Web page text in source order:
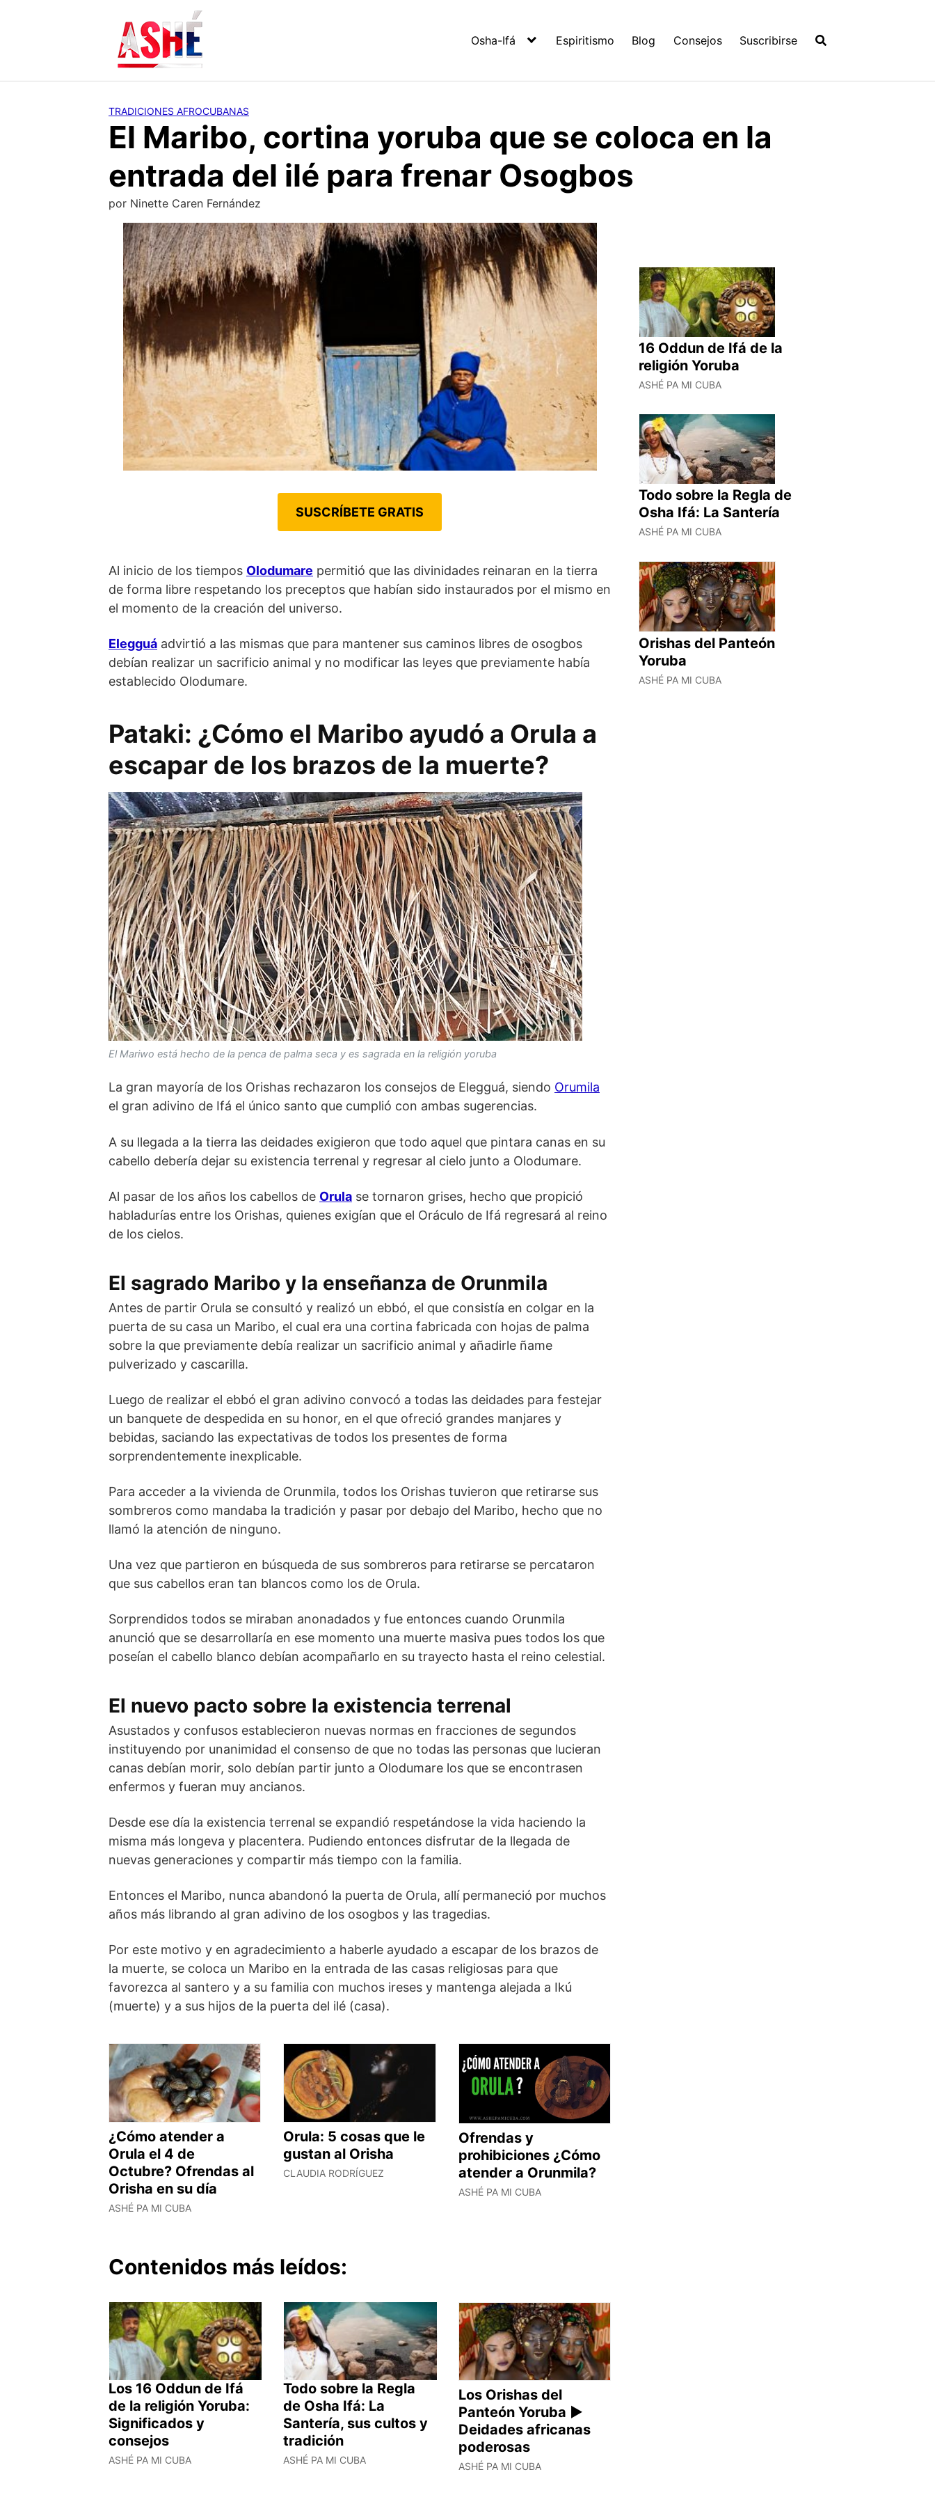
Osha-Ifá Espiritismo Blog Consejos Suscribirse
TRADICIONES AFROCUBANAS
El Maribo, cortina yoruba que se coloca en la
entrada del ilé para frenar Osogbos
por Ninette Caren Fernández
SUSCRÍBETE GRATIS
Al inicio de los tiempos Olodumare permitió que las divinidades reinaran en la tierra
de forma libre respetando los preceptos que habían sido instaurados por el mismo en
el momento de la creación del universo.
Elegguá advirtió a las mismas que para mantener sus caminos libres de osogbos
debían realizar un sacrificio animal y no modificar las leyes que previamente había
establecido Olodumare.
Pataki: ¿Cómo el Maribo ayudó a Orula a
escapar de los brazos de la muerte?
El Mariwo está hecho de la penca de palma seca y es sagrada en la religión yoruba
La gran mayoría de los Orishas rechazaron los consejos de Elegguá, siendo Orumila
el gran adivino de Ifá el único santo que cumplió con ambas sugerencias.
A su llegada a la tierra las deidades exigieron que todo aquel que pintara canas en su
cabello debería dejar su existencia terrenal y regresar al cielo junto a Olodumare.
Al pasar de los años los cabellos de Orula se tornaron grises, hecho que propició
habladurías entre los Orishas, quienes exigían que el Oráculo de Ifá regresará al reino
de los cielos.
El sagrado Maribo y la enseñanza de Orunmila
Antes de partir Orula se consultó y realizó un ebbó, el que consistía en colgar en la
puerta de su casa un Maribo, el cual era una cortina fabricada con hojas de palma
sobre la que previamente debía realizar un sacrificio animal y añadirle ñame
pulverizado y cascarilla.
Luego de realizar el ebbó el gran adivino convocó a todas las deidades para festejar
un banquete de despedida en su honor, en el que ofreció grandes manjares y
bebidas, saciando las expectativas de todos los presentes de forma
sorprendentemente inexplicable.
Para acceder a la vivienda de Orunmila, todos los Orishas tuvieron que retirarse sus
sombreros como mandaba la tradición y pasar por debajo del Maribo, hecho que no
llamó la atención de ninguno.
Una vez que partieron en búsqueda de sus sombreros para retirarse se percataron
que sus cabellos eran tan blancos como los de Orula.
Sorprendidos todos se miraban anonadados y fue entonces cuando Orunmila
anunció que se desarrollaría en ese momento una muerte masiva pues todos los que
poseían el cabello blanco debían acompañarlo en su trayecto hasta el reino celestial.
El nuevo pacto sobre la existencia terrenal
Asustados y confusos establecieron nuevas normas en fracciones de segundos
instituyendo por unanimidad el consenso de que no todas las personas que lucieran
canas debían morir, solo debían partir junto a Olodumare los que se encontrasen
enfermos y fueran muy ancianos.
Desde ese día la existencia terrenal se expandió respetándose la vida haciendo la
misma más longeva y placentera. Pudiendo entonces disfrutar de la llegada de
nuevas generaciones y compartir más tiempo con la familia.
Entonces el Maribo, nunca abandonó la puerta de Orula, allí permaneció por muchos
años más librando al gran adivino de los osogbos y las tragedias.
Por este motivo y en agradecimiento a haberle ayudado a escapar de los brazos de
la muerte, se coloca un Maribo en la entrada de las casas religiosas para que
favorezca al santero y a su familia con muchos ireses y mantenga alejada a Ikú
(muerte) y a sus hijos de la puerta del ilé (casa).
¿Cómo atender a
Orula el 4 de
Octubre? Ofrendas al
Orisha en su día
ASHÉ PA MI CUBA
Orula: 5 cosas que le
gustan al Orisha
CLAUDIA RODRÍGUEZ
Ofrendas y
prohibiciones ¿Cómo
atender a Orunmila?
ASHÉ PA MI CUBA
Contenidos más leídos:
Los 16 Oddun de Ifá
de la religión Yoruba:
Significados y
consejos
ASHÉ PA MI CUBA
Todo sobre la Regla
de Osha Ifá: La
Santería, sus cultos y
tradición
ASHÉ PA MI CUBA
Los Orishas del
Panteón Yoruba ►
Deidades africanas
poderosas
ASHÉ PA MI CUBA
16 Oddun de Ifá de la
religión Yoruba
ASHÉ PA MI CUBA
Todo sobre la Regla de
Osha Ifá: La Santería
ASHÉ PA MI CUBA
Orishas del Panteón
Yoruba
ASHÉ PA MI CUBA